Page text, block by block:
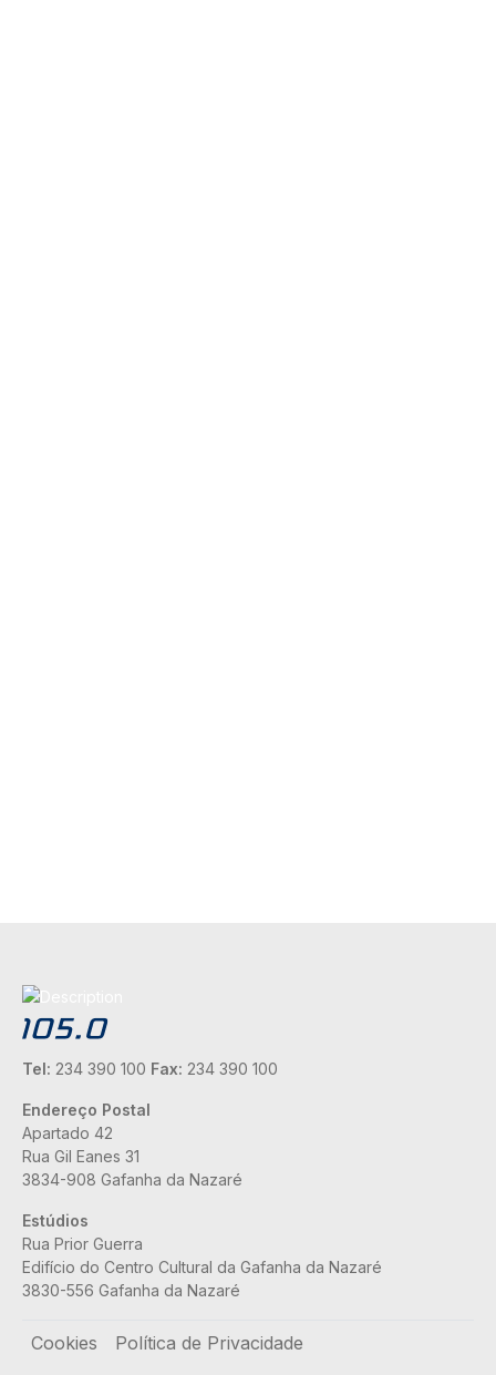
Tel: 234 390 100 Fax: 234 390 100
Endereço Postal
Apartado 42
Rua Gil Eanes 31
3834-908 Gafanha da Nazaré
Estúdios
Rua Prior Guerra
Edifício do Centro Cultural da Gafanha da Nazaré
3830-556 Gafanha da Nazaré
Rodapé
Cookies Política de Privacidade